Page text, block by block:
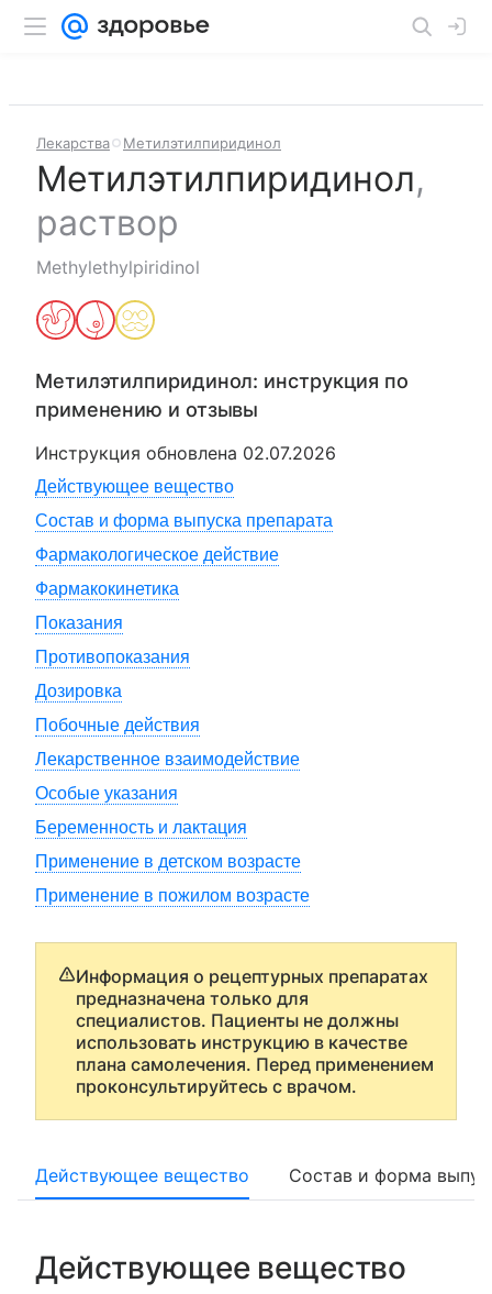
Лекарства Метилэтилпиридинол
Метилэтилпиридинол,
раствор
Methylethylpiridinol
Метилэтилпиридинол: инструкция по
применению и отзывы
Инструкция обновлена 02.07.2026
Действующее вещество
Состав и форма выпуска препарата
Фармакологическое действие
Фармакокинетика
Показания
Противопоказания
Дозировка
Побочные действия
Лекарственное взаимодействие
Особые указания
Беременность и лактация
Применение в детском возрасте
Применение в пожилом возрасте
Информация о рецептурных препаратах
предназначена только для
специалистов. Пациенты не должны
использовать инструкцию в качестве
плана самолечения. Перед применением
проконсультируйтесь с врачом.
Действующее вещество Состав и форма
Действующее вещество